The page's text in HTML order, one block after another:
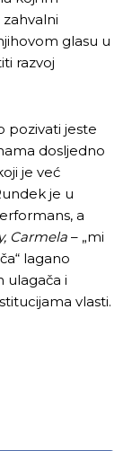
živi!
živi!glasu u
razvoj
pozivati jeste
dosljedno
je već
je u
a
Carmela – „mi
lagano
ulagača i
vlasti.